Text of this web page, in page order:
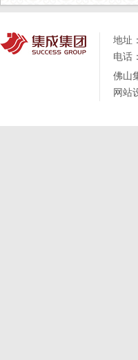
地址：
电话
佛山
网站